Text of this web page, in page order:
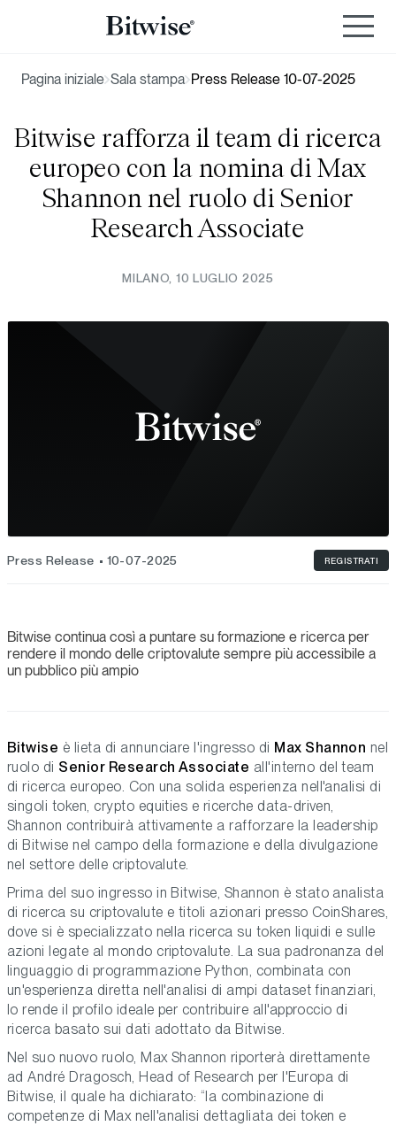
Pagina iniziale Sala stampa Press Release 10-07-2025
Bitwise rafforza il team di ricerca
europeo con la nomina di Max
Shannon nel ruolo di Senior
Research Associate
MILANO, 10 LUGLIO 2025
Press Release 10-07-2025 REGISTRATI
Bitwise continua così a puntare su formazione e ricerca per
rendere il mondo delle criptovalute sempre più accessibile a
un pubblico più ampio
Bitwise è lieta di annunciare l'ingresso di Max Shannon nel
ruolo di Senior Research Associate all'interno del team
di ricerca europeo. Con una solida esperienza nell'analisi di
singoli token, crypto equities e ricerche data-driven,
Shannon contribuirà attivamente a rafforzare la leadership
di Bitwise nel campo della formazione e della divulgazione
nel settore delle criptovalute.
Prima del suo ingresso in Bitwise, Shannon è stato analista
di ricerca su criptovalute e titoli azionari presso CoinShares,
dove si è specializzato nella ricerca su token liquidi e sulle
azioni legate al mondo criptovalute. La sua padronanza del
linguaggio di programmazione Python, combinata con
un'esperienza diretta nell'analisi di ampi dataset finanziari,
lo rende il profilo ideale per contribuire all'approccio di
ricerca basato sui dati adottato da Bitwise.
Nel suo nuovo ruolo, Max Shannon riporterà direttamente
adAndré Dragosch, Head of Research per l'Europa di
Bitwise, il quale ha dichiarato: “la combinazione di
competenze di Max nell'analisi dettagliata dei token e